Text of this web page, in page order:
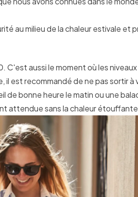
au milieu de la chaleur estivale et
aussi le moment où les
est recommandé de ne pas sortir
de bonne heure le matin ou une
attendue sans la chaleur